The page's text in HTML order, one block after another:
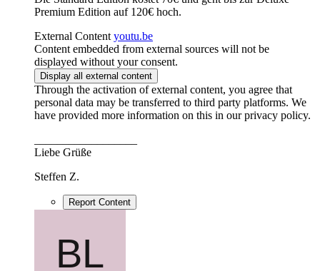
Premium Edition auf 120€ hoch.
External Content youtu.be
Content embedded from external sources will not be
displayed without your consent.
Display all external content
Through the activation of external content, you agree that
personal data may be transferred to third party platforms. We
have provided more information on this in our privacy policy.
Liebe Grüße
Steffen Z.
Report Content